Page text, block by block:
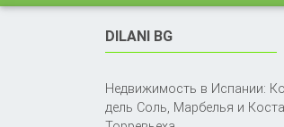
DILANI BG
Недвижимость в Испании:
дель Соль, Марбелья и